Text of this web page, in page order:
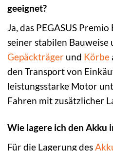
geeignet?
Ja, das PEGASUS
seiner stabilen
Gepäckträger und Körbe
den Transport von
leistungsstarke Motor
Fahren mit zusätzlicher
Wie lagere ich den Akku
Für die Lagerung des